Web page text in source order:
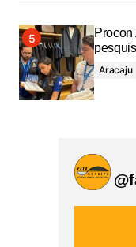
Aracaju